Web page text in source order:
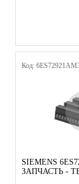
Код:
SIEMENS
ЗАПЧАСТЬ -